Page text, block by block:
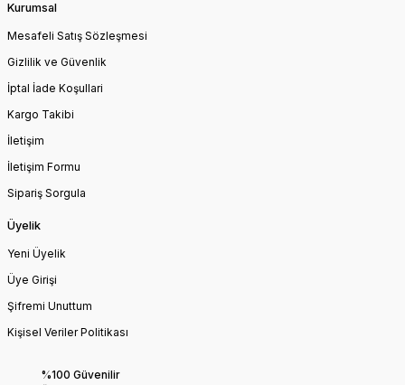
Kurumsal
Mesafeli Satış Sözleşmesi
Gizlilik ve Güvenlik
İptal İade Koşullari
Kargo Takibi
İletişim
İletişim Formu
Sipariş Sorgula
Üyelik
Yeni Üyelik
Üye Girişi
Şifremi Unuttum
Kişisel Veriler Politikası
%100 Güvenilir